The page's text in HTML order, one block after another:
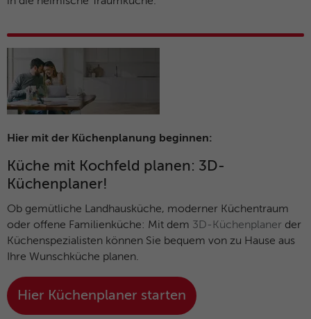
Hier mit der Küchenplanung beginnen:
Küche mit Kochfeld planen: 3D-
Küchenplaner!
Ob gemütliche Landhausküche, moderner Küchentraum
oder offene Familienküche: Mit dem 3D-Küchenplaner der
Küchenspezialisten können Sie bequem von zu Hause aus
Ihre Wunschküche planen.
Hier Küchenplaner starten
Zweck